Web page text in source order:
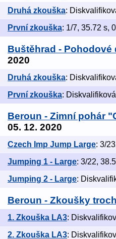
Druhá zkouška:
První zkouška: 1/7, 35.72 s,
Buštěhrad -
2020
Druhá zkouška:
První zkouška:
Beroun - Zimní pohár
05. 12. 2020
Czech Imp Jump Large: 3/
Jumping 1 - Large: 3/22,
Jumping 2 - Large:
Beroun - Zkoušky
1. Zkouška LA3:
2. Zkouška LA3: